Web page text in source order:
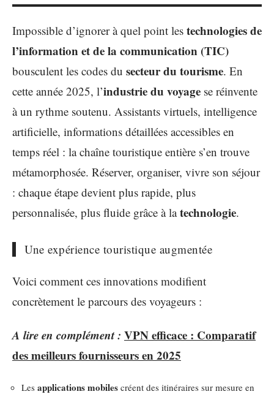
Impossible d’ignorer à quel point les technologies de
l’information et de la communication (TIC)
bousculent les codes du secteur du tourisme. En
cette année 2025, l’industrie du voyage se réinvente
à un rythme soutenu. Assistants virtuels, intelligence
artificielle, informations détaillées accessibles en
temps réel : la chaîne touristique entière s’en trouve
métamorphosée. Réserver, organiser, vivre son séjour
: chaque étape devient plus rapide, plus
personnalisée, plus fluide grâce à latechnologie.
Une expérience touristique augmentée
Voici comment ces innovations modifient
concrètement le parcours des voyageurs :
A lire en complément : VPN efficace : Comparatif
des meilleurs fournisseurs en 2025
Les applications mobiles créent des itinéraires sur mesure en